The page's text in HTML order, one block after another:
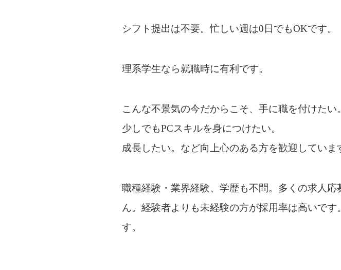
シフト提出は不要。忙しい週は0日でもOKです。
理系学生なら就職時に有利です。
こんな不景気の今だからこそ、手に職を付けたい。
少しでもPCスキルを身につけたい。
成長したい。など向上心のある方を歓迎していま
職種経験・業界経験、学歴も不問。多くの求人
ん。経験者よりも未経験の方が採用率は高いで
す。